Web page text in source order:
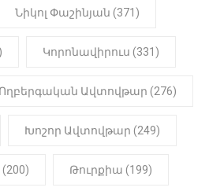
համար
Նիկոլ Փաշինյան (371)
Կորոնավիրուս (331)
Ողբերգական Ավտովթար (276)
Խոշոր Ավտովթար (249)
Թուրքիա (199)